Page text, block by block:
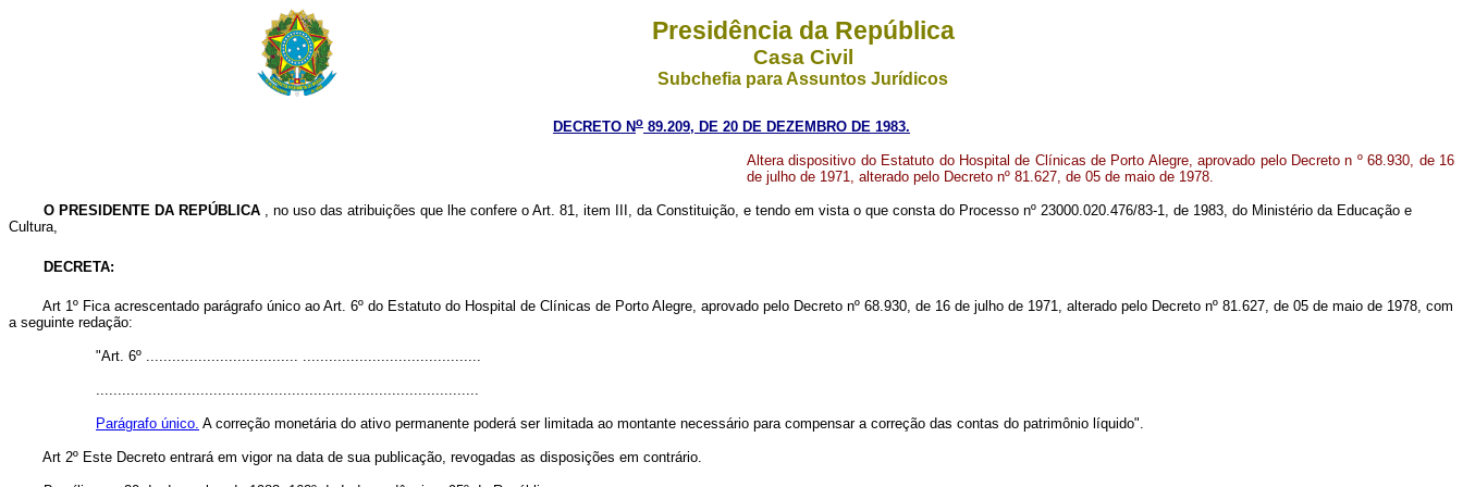
Presidência da República
Casa Civil
Subchefia para Assuntos Jurídicos
DECRETO No 89.209, DE 20 DE DEZEMBRO DE 1983.
Altera dispositivo do Estatuto do Hospital de Clínicas de Porto Alegre, aprovado pelo Decreto n º 68.930, de 16
de julho de 1971, alterado pelo Decreto nº 81.627, de 05 de maio de 1978.
O PRESIDENTE DA REPÚBLICA , no uso das atribuições que lhe confere o Art. 81, item III, da Constituição, e tendo em vista o que consta do Processo nº 23000.020.476/83-1, de 1983, do Ministério da Educação e
Cultura,
DECRETA:
Art 1º Fica acrescentado parágrafo único ao Art. 6º do Estatuto do Hospital de Clínicas de Porto Alegre, aprovado pelo Decreto nº 68.930, de 16 de julho de 1971, alterado pelo Decreto nº 81.627, de 05 de maio de 1978, com
a seguinte redação:
"Art. 6º ................................... .........................................
........................................................................................
Parágrafo único. A correção monetária do ativo permanente poderá ser limitada ao montante necessário para compensar a correção das contas do patrimônio líquido".
Art 2º Este Decreto entrará em vigor na data de sua publicação, revogadas as disposições em contrário.